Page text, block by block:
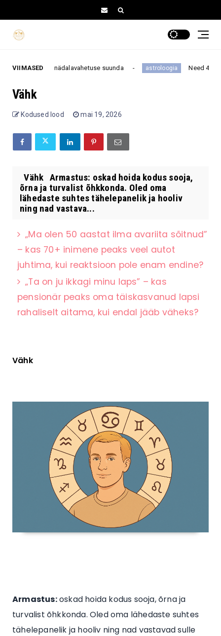
VIIMASED
kogu nädalavahetuse suunda astroloogia Need 4
Vähk
Kodused lood mai 19, 2026
Vähk Armastus: oskad hoida kodus sooja,
õrna ja turvalist õhkkonda. Oled oma
lähedaste suhtes tähelepanelik ja hooliv
ning nad vastava...
„Ma olen 50 aastat ilma avariita sõitnud”
– kas 70+ inimene peaks veel autot
juhtima, kui reaktsioon pole enam endine?
„Ta on ju ikkagi minu laps” – kas
pensionär peaks oma täiskasvanud lapsi
rahaliselt aitama, kui endal jääb väheks?
Vähk
Armastus:oskad hoida kodus sooja, õrna ja
turvalist õhkkonda. Oled oma lähedaste suhtes
tähelepanelik ja hooliv ning nad vastavad sulle